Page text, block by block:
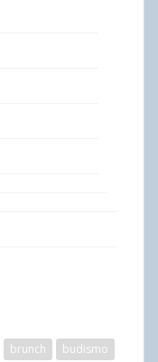
brunch
budismo